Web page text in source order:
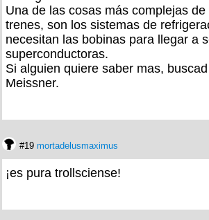
Una de las cosas más complejas
trenes, son los sistemas de
necesitan las bobinas para llegar a
superconductoras.
Si alguien quiere saber mas,
Meissner.
#19 mortadelusmaximus
¡es pura trollsciense!